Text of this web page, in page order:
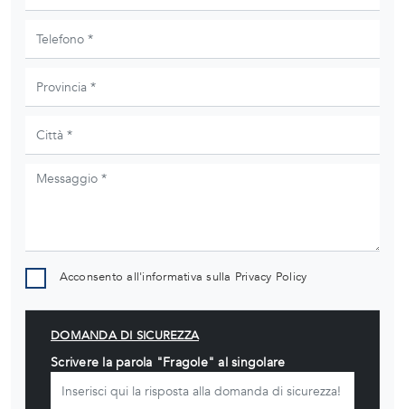
Acconsento all'informativa sulla Privacy Policy
DOMANDA DI SICUREZZA
Scrivere la parola "Fragole" al singolare